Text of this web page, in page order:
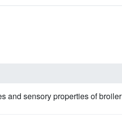
and sensory properties of broiler